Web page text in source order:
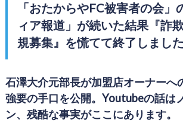
「おたからやFC被害者の会」
ィア報道」が続いた結果『詐
規募集』を慌てて終了しました
石澤大介元部長が加盟店オーナーへ
強要の手口を公開。Youtubeの話は
ン、残酷な事実がここにあります。